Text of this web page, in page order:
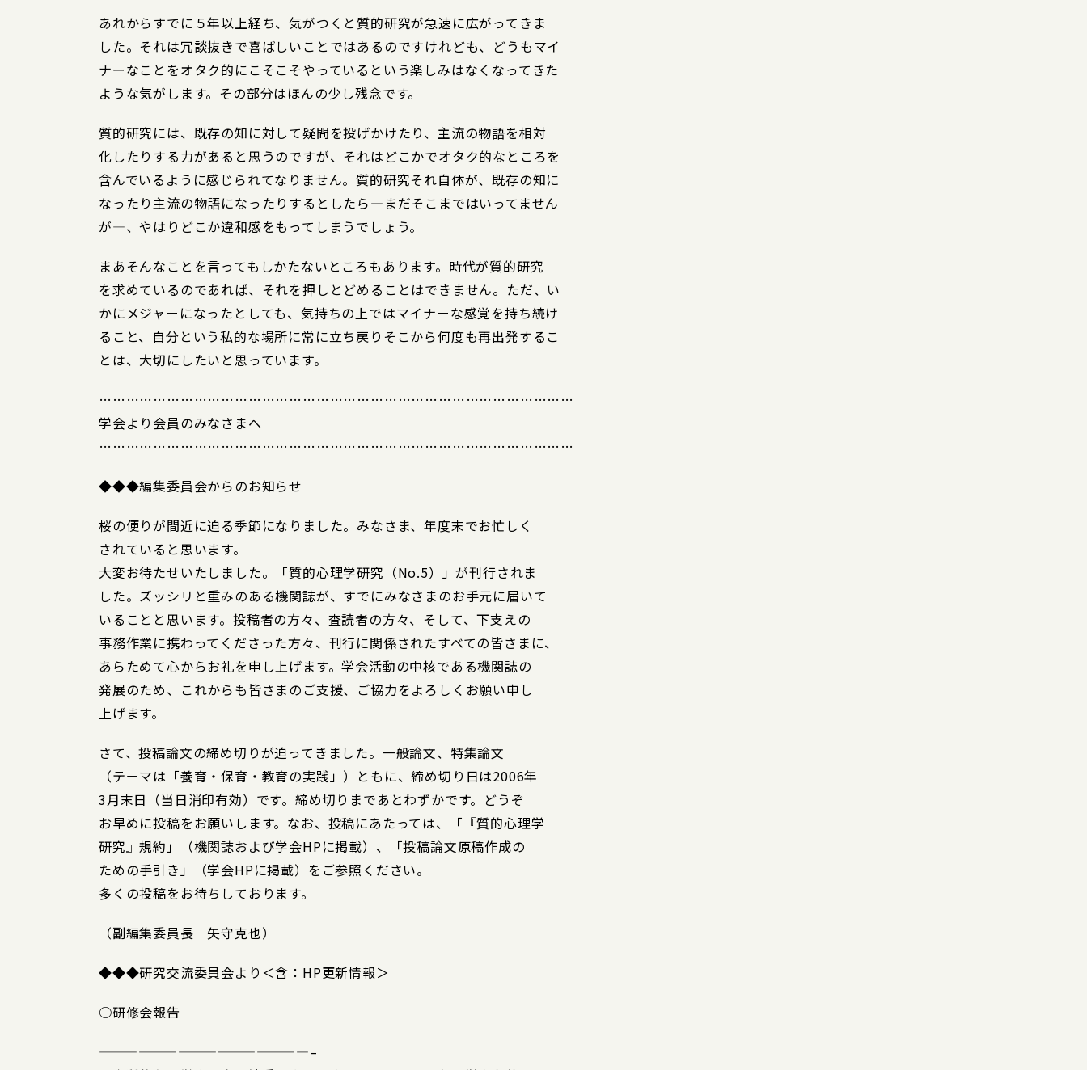
あれからすでに５年以上経ち、気がつくと質的研究が急速に広がってきま
した。それは冗談抜きで喜ばしいことではあるのですけれども、どうもマイ
ナーなことをオタク的にこそこそやっているという楽しみはなくなってきた
ような気がします。その部分はほんの少し残念です。
質的研究には、既存の知に対して疑問を投げかけたり、主流の物語を相対
化したりする力があると思うのですが、それはどこかでオタク的なところを
含んでいるように感じられてなりません。質的研究それ自体が、既存の知に
なったり主流の物語になったりするとしたら―まだそこまではいってません
が―、やはりどこか違和感をもってしまうでしょう。
まあそんなことを言ってもしかたないところもあります。時代が質的研究
を求めているのであれば、それを押しとどめることはできません。ただ、い
かにメジャーになったとしても、気持ちの上ではマイナーな感覚を持ち続け
ること、自分という私的な場所に常に立ち戻りそこから何度も再出発するこ
とは、大切にしたいと思っています。
……………………………………………………………………………………………
学会より会員のみなさまへ
……………………………………………………………………………………………
◆◆◆編集委員会からのお知らせ
桜の便りが間近に迫る季節になりました。みなさま、年度末でお忙しく
されていると思います。
大変お待たせいたしました。「質的心理学研究（No.5）」が刊行されま
した。ズッシリと重みのある機関誌が、すでにみなさまのお手元に届いて
いることと思います。投稿者の方々、査読者の方々、そして、下支えの
事務作業に携わってくださった方々、刊行に関係されたすべての皆さまに、
あらためて心からお礼を申し上げます。学会活動の中核である機関誌の
発展のため、これからも皆さまのご支援、ご協力をよろしくお願い申し
上げます。
さて、投稿論文の締め切りが迫ってきました。一般論文、特集論文
（テーマは「養育・保育・教育の実践」）ともに、締め切り日は2006年
3月末日（当日消印有効）です。締め切りまであとわずかです。どうぞ
お早めに投稿をお願いします。なお、投稿にあたっては、「『質的心理学
研究』規約」（機関誌および学会HPに掲載）、「投稿論文原稿作成の
ための手引き」（学会HPに掲載）をご参照ください。
多くの投稿をお待ちしております。
（副編集委員長 矢守克也）
◆◆◆研究交流委員会より＜含：HP更新情報＞
○研修会報告
————————————————–